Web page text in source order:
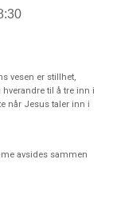
vesen er stillhet,
hverandre til å tre inn i
når Jesus taler inn i
avsides sammen